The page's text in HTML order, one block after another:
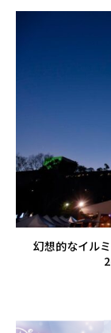
幻想的なイル